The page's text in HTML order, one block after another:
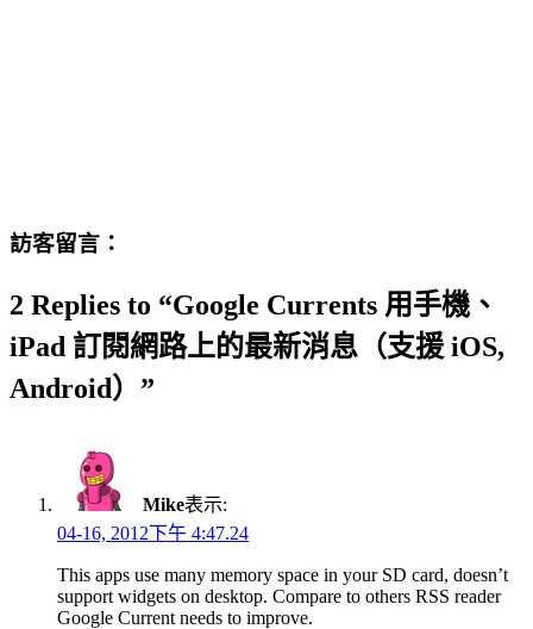
訪客留言：
2 Replies to “Google Currents 用手機、
iPad 訂閱網路上的最新消息（支援 iOS,
Android）”
Mike表示:
04-16, 2012下午 4:47.24
This apps use many memory space in your SD card, doesn’t
support widgets on desktop. Compare to others RSS reader
Google Current needs to improve.